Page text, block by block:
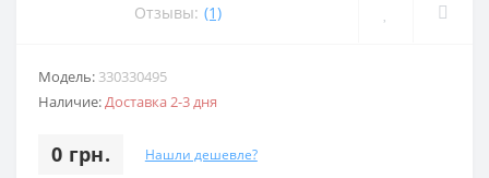
Отзывы: (1)
Модель: 330330495
Наличие:Доставка 2-3 дня
0 грн. Нашли дешевле?